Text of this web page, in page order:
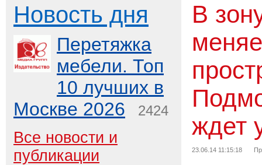
Новость дня
Перетяжка
мебели. Топ
10 лучших в
Москве 2026
2424
Все новости и
публикации
В
ждет
23.06.14 11:15:18